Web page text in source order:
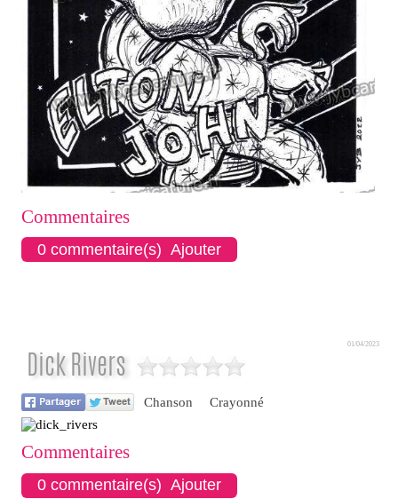
Commentaires
0 commentaire(s) Ajouter
Dick Rivers
01/04/2023
Chanson Crayonné
Commentaires
0 commentaire(s) Ajouter